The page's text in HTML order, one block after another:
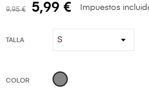
9,95 € 5,99 € Impuestos
TALLA
COLOR GRIS